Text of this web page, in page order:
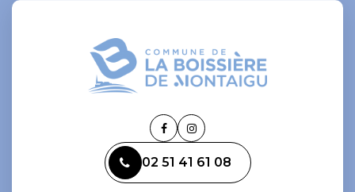
Lien
le
compte
Lien
le
compte
02 51 41 61 08